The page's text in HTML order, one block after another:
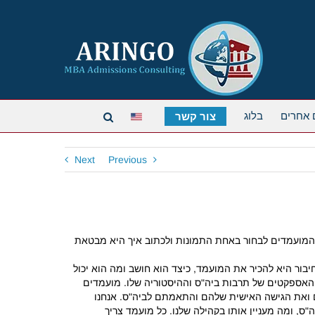
אחרים בלוג צור קשר
Previous
Next
לבחור באחת התמונות ולכתוב איך היא מבטאת
היא להכיר את המועמד, כיצד הוא חושב ומה הוא יכול
של תרבות ביה"ס וההיסטוריה שלו. מועמדים
ואת הגישה האישית שלהם והתאמתם לביה"ס. אנחנו
ומה מעניין אותו בקהילה שלנו. כל מועמד צריך